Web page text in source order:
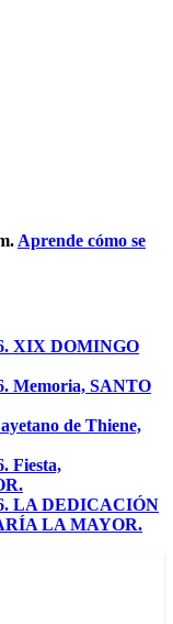
Aprende cómo se
XIX DOMINGO
Memoria, SANTO
de Thiene,
Fiesta,
LA DEDICACIÓN
LA MAYOR.